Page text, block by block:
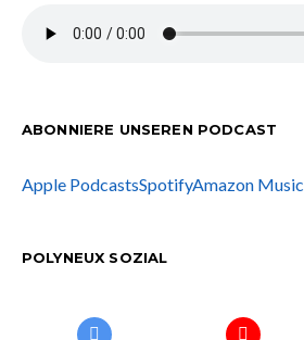
ABONNIERE UNSEREN PODCAST
Apple PodcastsSpotifyAmazon Music
POLYNEUX SOZIAL